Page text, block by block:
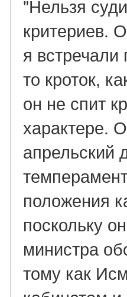
"Нельзя
критериев.
я
то кроток,
он не спит
характере.
апрельский
положения
поскольку
министра
тому как